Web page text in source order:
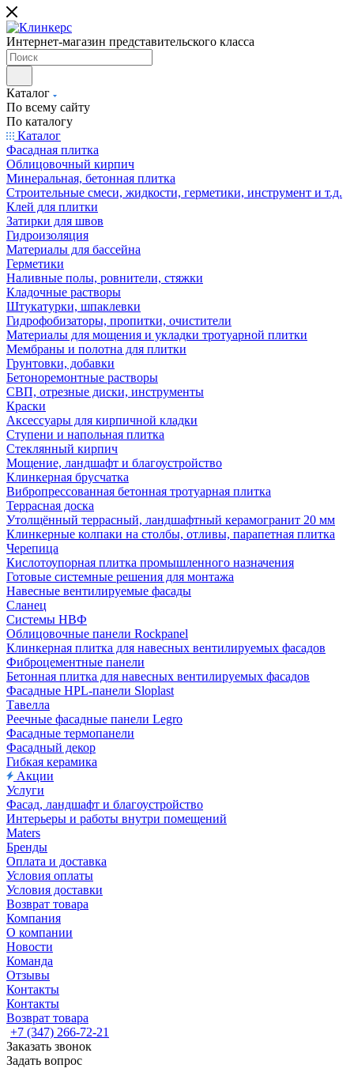
Интернет-магазин представительского класса
Каталог
По всему сайту
По каталогу
Каталог
Фасадная плитка
Облицовочный кирпич
Минеральная, бетонная плитка
Строительные смеси, жидкости, герметики, инструмент и т.д.
Клей для плитки
Затирки для швов
Гидроизоляция
Материалы для бассейна
Герметики
Наливные полы, ровнители, стяжки
Кладочные растворы
Штукатурки, шпаклевки
Гидрофобизаторы, пропитки, очистители
Материалы для мощения и укладки тротуарной плитки
Мембраны и полотна для плитки
Грунтовки, добавки
Бетоноремонтные растворы
СВП, отрезные диски, инструменты
Краски
Аксессуары для кирпичной кладки
Ступени и напольная плитка
Cтеклянный кирпич
Мощение, ландшафт и благоустройство
Клинкерная брусчатка
Вибропрессованная бетонная тротуарная плитка
Террасная доска
Утолщённый террасный, ландшафтный керамогранит 20 мм
Клинкерные колпаки на столбы, отливы, парапетная плитка
Черепица
Кислотоупорная плитка промышленного назначения
Готовые системные решения для монтажа
Навесные вентилируемые фасады
Сланец
Системы НВФ
Облицовочные панели Rockpanel
Клинкерная плитка для навесных вентилируемых фасадов
Фиброцементные панели
Бетонная плитка для навесных вентилируемых фасадов
Фасадные HPL-панели Sloplast
Тавелла
Реечные фасадные панели Legro
Фасадные термопанели
Фасадный декор
Гибкая керамика
Акции
Услуги
Фасад, ландшафт и благоустройство
Интерьеры и работы внутри помещений
Maters
Бренды
Оплата и доставка
Условия оплаты
Условия доставки
Возврат товара
Компания
О компании
Новости
Команда
Отзывы
Контакты
Контакты
Возврат товара
+7 (347) 266-72-21
Заказать звонок
Задать вопрос